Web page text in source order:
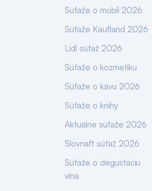
Súťaže o mobil 2026
Súťaže Kaufland 2026
Lidl súťaž 2026
Súťaže o kozmetiku
Súťaže o kávu 2026
Súťaže o knihy
Aktuálne súťaže 2026
Slovnaft súťaž 2026
Súťaže o degustaciu
vína